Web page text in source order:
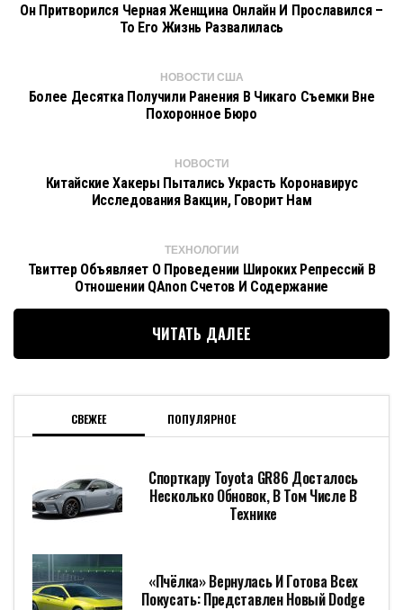
Он Притворился Черная Женщина Онлайн И Прославился –
То Его Жизнь Развалилась
НОВОСТИ США
Более Десятка Получили Ранения В Чикаго Съемки Вне
Похоронное Бюро
НОВОСТИ
Китайские Хакеры Пытались Украсть Коронавирус
Исследования Вакцин, Говорит Нам
ТЕХНОЛОГИИ
Твиттер Объявляет О Проведении Широких Репрессий В
Отношении QAnon Счетов И Содержание
ЧИТАТЬ ДАЛЕЕ
СВЕЖЕЕ ПОПУЛЯРНОЕ
Спорткару Toyota GR86 Досталось
Несколько Обновок, В Том Числе В
Технике
«Пчёлка» Вернулась И Готова Всех
Покусать: Представлен Новый Dodge